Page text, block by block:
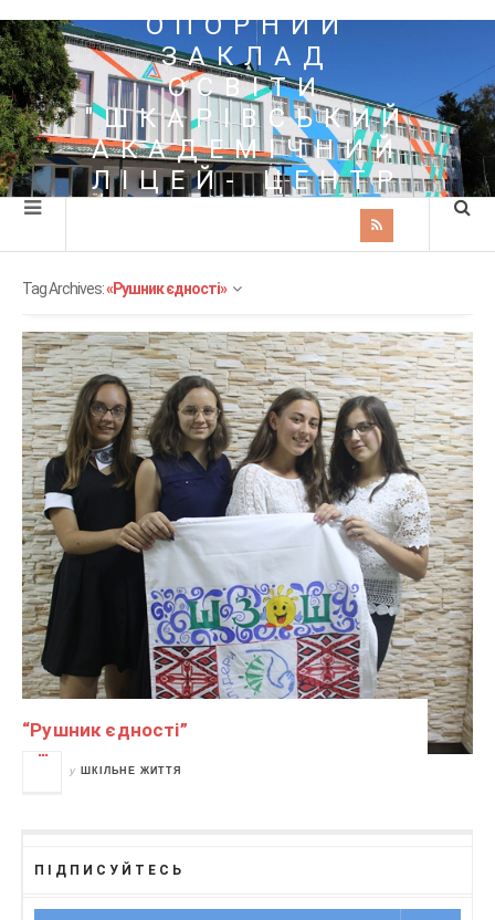
ОПОРНИЙ
ЗАКЛАД
ОСВІТИ
"ШКАРІВСЬКИЙ
АКАДЕМІЧНИЙ
ЛІЦЕЙ- ЦЕНТР
ПОЗАШКІЛЬНОЇ
Tag Archives:«Рушник єдності»
“Рушник єдності”
у ШКІЛЬНЕ ЖИТТЯ
ПІДПИСУЙТЕСЬ